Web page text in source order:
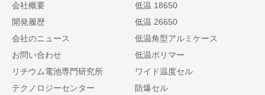
会社概要
開発履歴
会社のニュース
お問い合わせ
リチウム電池専門研究所
テクノロジーセンター
低温 18650
低温 26650
低温角型アルミケース
低温ポリマー
ワイド温度セル
防爆セル